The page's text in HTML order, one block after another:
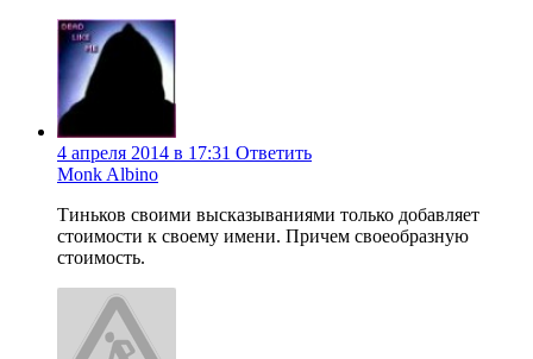
4 апреля 2014 в 17:31 Ответить
Monk Albino
Тиньков своими высказываниями только добавляет
стоимости к своему имени. Причем своеобразную
стоимость.